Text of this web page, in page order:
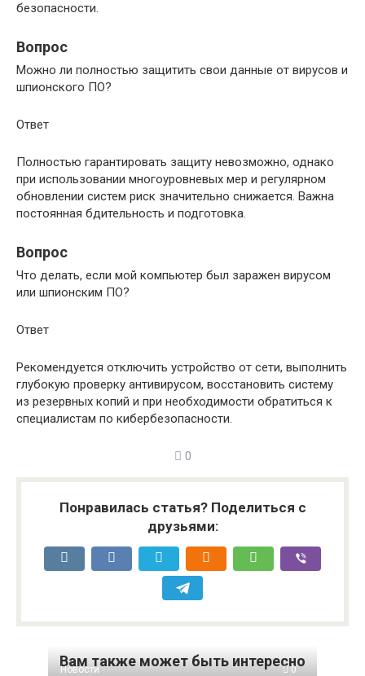
безопасности.
Вопрос
Можно ли полностью защитить свои данные от вирусов и
шпионского ПО?
Ответ
Полностью гарантировать защиту невозможно, однако
при использовании многоуровневых мер и регулярном
обновлении систем риск значительно снижается. Важна
постоянная бдительность и подготовка.
Вопрос
Что делать, если мой компьютер был заражен вирусом
или шпионским ПО?
Ответ
Рекомендуется отключить устройство от сети, выполнить
глубокую проверку антивирусом, восстановить систему
из резервных копий и при необходимости обратиться к
специалистам по кибербезопасности.
0
Понравилась статья? Поделиться с
друзьями:
Вам также может быть интересно
Новости 0